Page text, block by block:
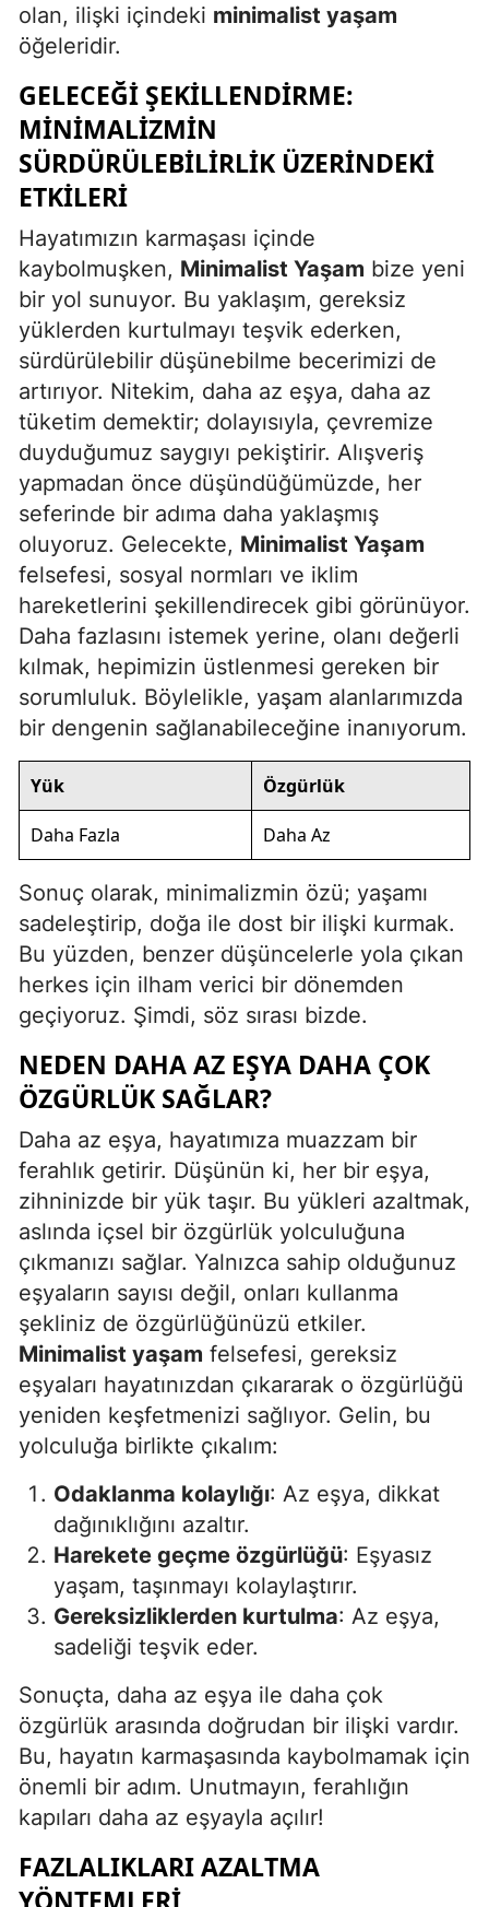
olan, ilişki içindeki minimalist yaşam
öğeleridir.
GELECEĞI ŞEKILLENDIRME:
MINIMALIZMIN
SÜRDÜRÜLEBILIRLIK ÜZERINDEKI
ETKILERI
Hayatımızın karmaşası içinde
kaybolmuşken, Minimalist Yaşam bize yeni
bir yol sunuyor. Bu yaklaşım, gereksiz
yüklerden kurtulmayı teşvik ederken,
sürdürülebilir düşünebilme becerimizi de
artırıyor. Nitekim, daha az eşya, daha az
tüketim demektir; dolayısıyla, çevremize
duyduğumuz saygıyı pekiştirir. Alışveriş
yapmadan önce düşündüğümüzde, her
seferinde bir adıma daha yaklaşmış
oluyoruz. Gelecekte, Minimalist Yaşam
felsefesi, sosyal normları ve iklim
hareketlerini şekillendirecek gibi görünüyor.
Daha fazlasını istemek yerine, olanı değerli
kılmak, hepimizin üstlenmesi gereken bir
sorumluluk. Böylelikle, yaşam alanlarımızda
bir dengenin sağlanabileceğine inanıyorum.
Yük Özgürlük
Daha Fazla Daha Az
Sonuç olarak, minimalizmin özü; yaşamı
sadeleştirip, doğa ile dost bir ilişki kurmak.
Bu yüzden, benzer düşüncelerle yola çıkan
herkes için ilham verici bir dönemden
geçiyoruz. Şimdi, söz sırası bizde.
NEDEN DAHA AZ EŞYA DAHA ÇOK
ÖZGÜRLÜK SAĞLAR?
Daha az eşya, hayatımıza muazzam bir
ferahlık getirir. Düşünün ki, her bir eşya,
zihninizde bir yük taşır. Bu yükleri azaltmak,
aslında içsel bir özgürlük yolculuğuna
çıkmanızı sağlar. Yalnızca sahip olduğunuz
eşyaların sayısı değil, onları kullanma
şekliniz de özgürlüğünüzü etkiler.
Minimalist yaşam felsefesi, gereksiz
eşyaları hayatınızdan çıkararak o özgürlüğü
yeniden keşfetmenizi sağlıyor. Gelin, bu
yolculuğa birlikte çıkalım:
Odaklanma kolaylığı: Az eşya, dikkat
dağınıklığını azaltır.
Harekete geçme özgürlüğü: Eşyasız
yaşam, taşınmayı kolaylaştırır.
Gereksizliklerden kurtulma: Az eşya,
sadeliği teşvik eder.
Sonuçta, daha az eşya ile daha çok
özgürlük arasında doğrudan bir ilişki vardır.
Bu, hayatın karmaşasında kaybolmamak için
önemli bir adım. Unutmayın, ferahlığın
kapıları daha az eşyayla açılır!
FAZLALIKLARI AZALTMA